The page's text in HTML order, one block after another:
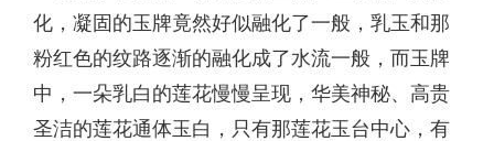
化，凝固的玉牌竟然好似融化了一般，乳玉和那
粉红色的纹路逐渐的融化成了水流一般，而玉牌
中，一朵乳白的莲花慢慢呈现，华美神秘、高贵
圣洁的莲花通体玉白，只有那莲花玉台中心，有